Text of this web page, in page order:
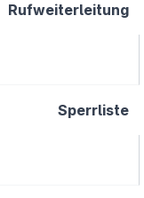
Rufweiterleitung
Sperrliste